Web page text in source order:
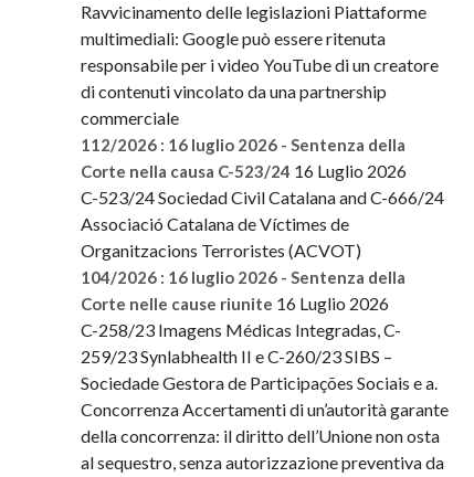
Ravvicinamento delle legislazioni Piattaforme
multimediali: Google può essere ritenuta
responsabile per i video YouTube di un creatore
di contenuti vincolato da una partnership
commerciale
112/2026 : 16 luglio 2026 - Sentenza della
Corte nella causa C-523/24 16 Luglio 2026
C-523/24 Sociedad Civil Catalana and C-666/24
Associació Catalana de Víctimes de
Organitzacions Terroristes (ACVOT)
104/2026 : 16 luglio 2026 - Sentenza della
Corte nelle cause riunite 16 Luglio 2026
C-258/23 Imagens Médicas Integradas, C-
259/23 Synlabhealth II e C-260/23 SIBS –
Sociedade Gestora de Participações Sociais e a.
Concorrenza Accertamenti di un’autorità garante
della concorrenza: il diritto dell’Unione non osta
al sequestro, senza autorizzazione preventiva da